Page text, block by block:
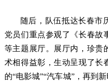
随后，队伍抵达长春市
党员们重点参观了《长春故
等主题展厅。展厅内，珍贵
术相得益彰，生动呈现了长
的“电影城”“汽车城”，再到